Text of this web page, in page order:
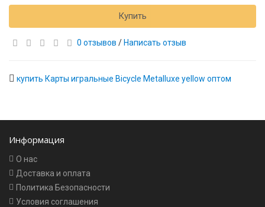
Купить
0 отзывов / Написать отзыв
купить Карты игральные Bicycle Metalluxe yellow оптом
Информация
О нас
Доставка и оплата
Политика Безопасности
Условия соглашения